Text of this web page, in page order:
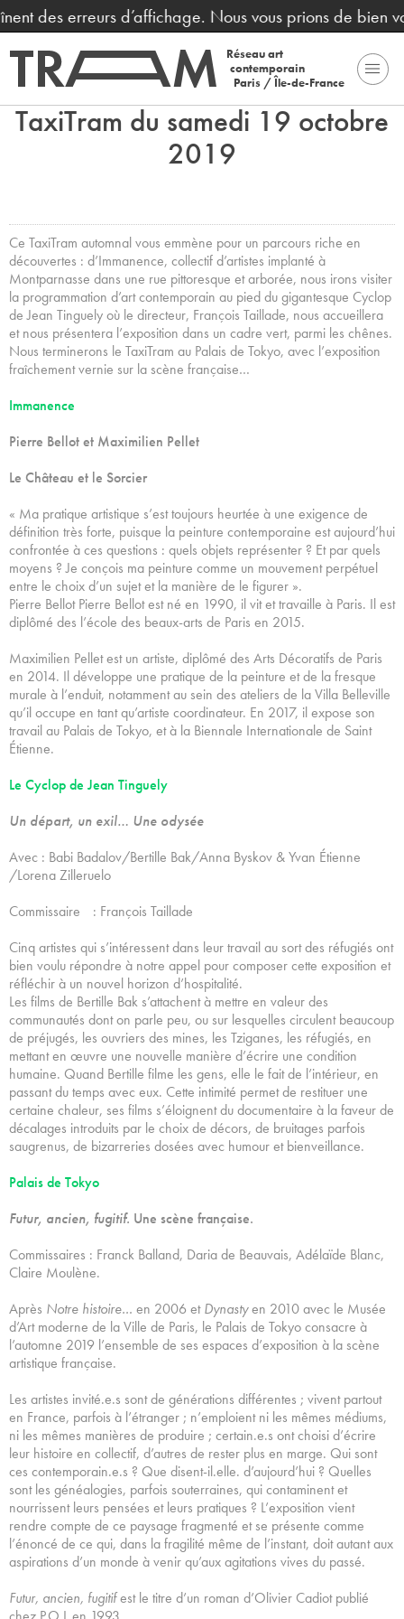
des erreurs d’affichage. Nous vous prions de bien
Réseau art
contemporain
Paris / Île-de-France
TaxiTram du samedi 19 octobre
2019
Ce TaxiTram automnal vous emmène pour un parcours riche en
découvertes : d’Immanence, collectif d’artistes implanté à
Montparnasse dans une rue pittoresque et arborée, nous irons visiter
la programmation d’art contemporain au pied du gigantesque Cyclop
de Jean Tinguely où le directeur, François Taillade, nous accueillera
et nous présentera l’exposition dans un cadre vert, parmi les chênes.
Nous terminerons le TaxiTram au Palais de Tokyo, avec l’exposition
fraîchement vernie sur la scène française…
Immanence
Pierre Bellot et Maximilien Pellet
Le Château et le Sorcier
« Ma pratique artistique s’est toujours heurtée à une exigence de
définition très forte, puisque la peinture contemporaine est aujourd’hui
confrontée à ces questions : quels objets représenter ? Et par quels
moyens ? Je conçois ma peinture comme un mouvement perpétuel
entre le choix d’un sujet et la manière de le figurer ».
Pierre Bellot Pierre Bellot est né en 1990, il vit et travaille à Paris. Il est
diplômé des l’école des beaux-arts de Paris en 2015.
Maximilien Pellet est un artiste, diplômé des Arts Décoratifs de Paris
en 2014. Il développe une pratique de la peinture et de la fresque
murale à l’enduit, notamment au sein des ateliers de la Villa Belleville
qu’il occupe en tant qu’artiste coordinateur. En 2017, il expose son
travail au Palais de Tokyo, et à la Biennale Internationale de Saint
Étienne.
Le Cyclop de Jean Tinguely
Un départ, un exil… Une odysée
Avec : Babi Badalov/Bertille Bak/Anna Byskov & Yvan Étienne
/Lorena Zilleruelo
Commissaire : François Taillade
Cinq artistes qui s’intéressent dans leur travail au sort des réfugiés ont
bien voulu répondre à notre appel pour composer cette exposition et
réfléchir à un nouvel horizon d’hospitalité.
Les films de Bertille Bak s’attachent à mettre en valeur des
communautés dont on parle peu, ou sur lesquelles circulent beaucoup
de préjugés, les ouvriers des mines, les Tziganes, les réfugiés, en
mettant en œuvre une nouvelle manière d’écrire une condition
humaine. Quand Bertille filme les gens, elle le fait de l’intérieur, en
passant du temps avec eux. Cette intimité permet de restituer une
certaine chaleur, ses films s’éloignent du documentaire à la faveur de
décalages introduits par le choix de décors, de bruitages parfois
saugrenus, de bizarreries dosées avec humour et bienveillance.
Palais de Tokyo
Futur, ancien, fugitif. Une scène française.
Commissaires : Franck Balland, Daria de Beauvais, Adélaïde Blanc,
Claire Moulène.
Après Notre histoire… en 2006 etDynastyen 2010 avec le Musée
d’Art moderne de la Ville de Paris, le Palais de Tokyo consacre à
l’automne 2019 l’ensemble de ses espaces d’exposition à la scène
artistique française.
Les artistes invité.e.s sont de générations différentes ; vivent partout
en France, parfois à l’étranger ; n’emploient ni les mêmes médiums,
ni les mêmes manières de produire ; certain.e.s ont choisi d’écrire
leur histoire en collectif, d’autres de rester plus en marge. Qui sont
ces contemporain.e.s ? Que disent-il.elle. d’aujourd’hui ? Quelles
sont les généalogies, parfois souterraines, qui contaminent et
nourrissent leurs pensées et leurs pratiques ? L’exposition vient
rendre compte de ce paysage fragmenté et se présente comme
l’énoncé de ce qui, dans la fragilité même de l’instant, doit autant aux
aspirations d’un monde à venir qu’aux agitations vives du passé.
Futur, ancien, fugitifest le titre d’un roman d’Olivier Cadiot publié